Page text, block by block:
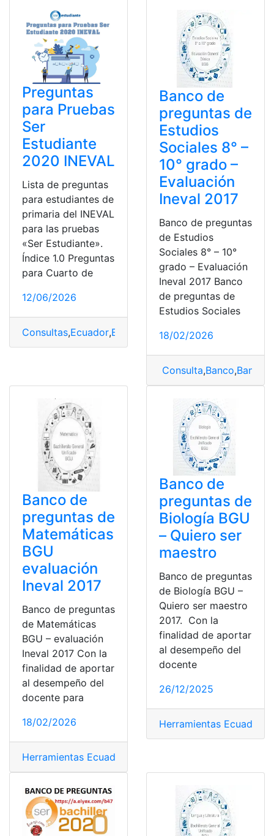
Preguntas
para Pruebas
Ser
Estudiante
2020 INEVAL
Lista de preguntas
para estudiantes de
primaria del INEVAL
para las pruebas
«Ser Estudiante».
Índice 1.0 Preguntas
para Cuarto de
12/06/2026
Consultas,Ecuador,Educación ,INEVAL,Ministerio de
Banco de
preguntas de
Estudios
Sociales 8° –
10° grado –
Evaluación
Ineval 2017
Banco de preguntas
de Estudios
Sociales 8° – 10°
grado – Evaluación
Ineval 2017 Banco
de preguntas de
Estudios Sociales
18/02/2026
Consulta,Banco,Banco
Banco de
preguntas de
Matemáticas
BGU
evaluación
Ineval 2017
Banco de preguntas
de Matemáticas
BGU – evaluación
Ineval 2017 Con la
finalidad de aportar
al desempeño del
docente para
18/02/2026
Herramientas Ecuador
Banco de
preguntas de
Biología BGU
– Quiero ser
maestro
Banco de preguntas
de Biología BGU –
Quiero ser maestro
2017. Con la
finalidad de aportar
al desempeño del
docente
26/12/2025
Herramientas Ecuador